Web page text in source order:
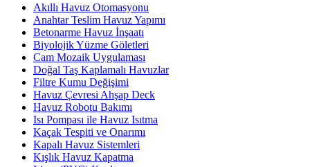
Akıllı Havuz Otomasyonu
Anahtar Teslim Havuz Yapımı
Betonarme Havuz İnşaatı
Biyolojik Yüzme Göletleri
Cam Mozaik Uygulaması
Doğal Taş Kaplamalı Havuzlar
Filtre Kumu Değişimi
Havuz Çevresi Ahşap Deck
Havuz Robotu Bakımı
Isı Pompası ile Havuz Isıtma
Kaçak Tespiti ve Onarımı
Kapalı Havuz Sistemleri
Kışlık Havuz Kapatma